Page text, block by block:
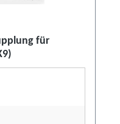
für